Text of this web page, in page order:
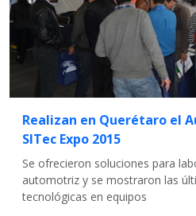
Realizan en Querétaro el
SITec Expo 2015
Se ofrecieron soluciones para
automotriz y se mostraron las
tecnológicas en equipos